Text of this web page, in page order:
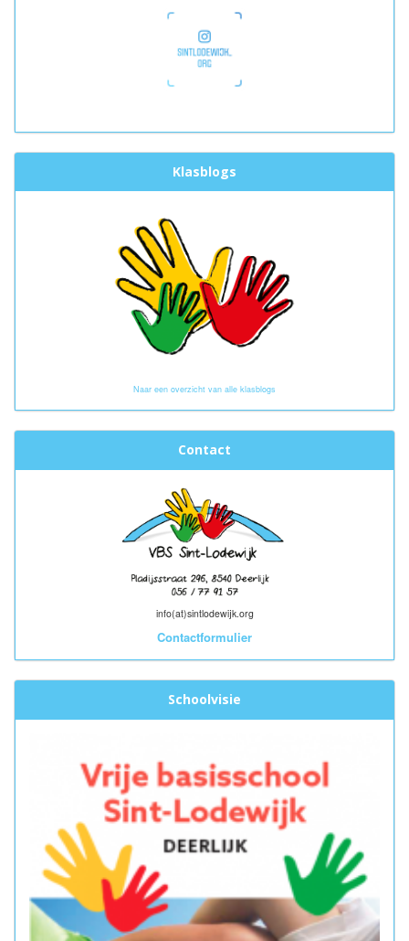
Klasblogs
Naar een overzicht van alle klasblogs
Contact
info(at)sintlodewijk.org
Contactformulier
Schoolvisie